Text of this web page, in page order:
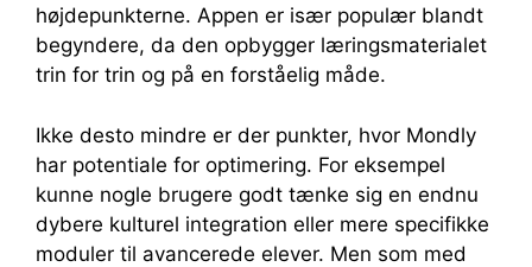
højdepunkterne. Appen er især populær blandt
begyndere, da den opbygger læringsmaterialet
trin for trin og på en forståelig måde.
Ikke desto mindre er der punkter, hvor Mondly
har potentiale for optimering. For eksempel
kunne nogle brugere godt tænke sig en endnu
dybere kulturel integration eller mere specifikke
moduler til avancerede elever. Men som med